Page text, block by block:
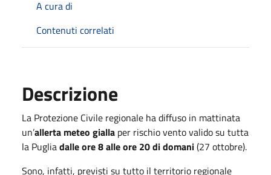
A cura di
Contenuti correlati
Descrizione
La Protezione Civile regionale ha diffuso in mattinata
un’allerta meteo gialla per rischio vento valido su tutta
la Pugliadalle ore 8 alle ore 20 di domani(27 ottobre).
Sono, infatti, previsti su tutto il territorio regionale